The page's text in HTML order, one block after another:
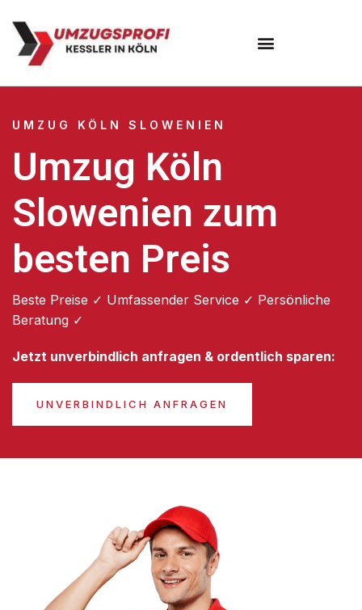
UMZUG KÖLN SLOWENIEN
Umzug Köln
Slowenien zum
besten Preis
Beste Preise ✓ Umfassender Service ✓ Persönliche
Beratung ✓
Jetzt unverbindlich anfragen & ordentlich sparen:
UNVERBINDLICH ANFRAGEN